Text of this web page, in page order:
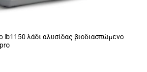
lb1150 λάδι αλυσίδας βιοδιασπώμενο